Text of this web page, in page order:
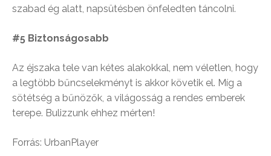
szabad ég alatt, napsütésben önfeledten táncolni.
#5 Biztonságosabb
Az éjszaka tele van kétes alakokkal, nem véletlen, hogy
a legtöbb bűncselekményt is akkor követik el. Míg a
sötétség a bűnözők, a világosság a rendes emberek
terepe. Bulizzunk ehhez mérten!
Forrás: UrbanPlayer